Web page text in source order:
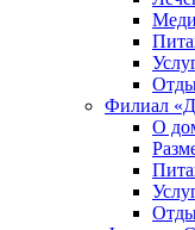
Филиал
О